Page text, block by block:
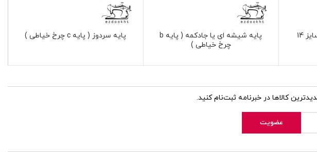
14
پایه شیشه ای یا جادکمه ( پایه b
چرخ خیاطی )
پایه سردوز ( پایه c چرخ خیاطی )
کالاها در خبرنامه ثبت‌نام کنید.